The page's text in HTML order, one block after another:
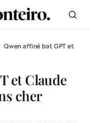
Qwen affiné bat GPT et
et Claude
cher